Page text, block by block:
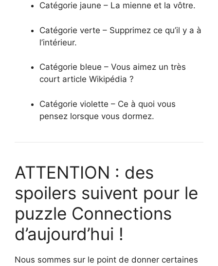
Catégorie jaune – La mienne et la vôtre.
Catégorie verte – Supprimez ce qu’il y a à
l’intérieur.
Catégorie bleue – Vous aimez un très
court article Wikipédia ?
Catégorie violette – Ce à quoi vous
pensez lorsque vous dormez.
ATTENTION : des
spoilers suivent pour le
puzzle Connections
d’aujourd’hui !
Nous sommes sur le point de donner certaines